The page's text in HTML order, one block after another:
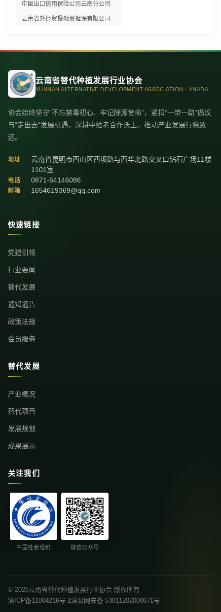
中国出口信用保险公司云南分公司
云南省外经贸投融资担保有限公司
云南省替代种植发展行业协会
YUNNAN ALTERNATIVE DEVELOPMENT ASSOCIATION · YNADA
协会始终坚守“不忘禁毒初心、牢记除源使命”，紧扣“一带一路”倡议
与“走出去”发展机遇，深耕中缅老合作沃土，推动产业发展行稳致
远。
地址
云南省昆明市西山区西坝路与西华北路交叉口钻石广场11楼
1101室
电话 0871-64146086
邮箱 1654619369@qq.com
快速链接
党建引领
行业要闻
替代发展
通知通告
政策法规
会员服务
替代发展
产业概况
替代项目
发展规划
成果展示
关注我们
中国社会组织 微信公众号
© 2026云南省替代种植发展行业协会 版权所有
·
滇ICP备11004216号-1滇公网安备 53011202000671号 ·